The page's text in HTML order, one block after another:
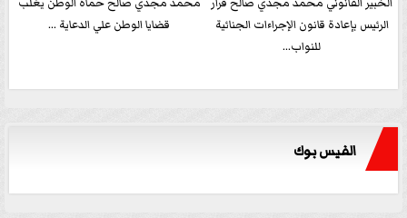
الرئيس بإعادة قانون الإجراءات الجنائية
للنواب...
قضايا الوطن علي الدعاية ...
الفيس بوك